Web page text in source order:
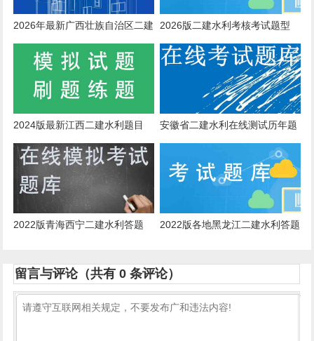
2026年最新广西壮族自治区二建
2026版二建水利考核考试题型
2024版最新江西二建水利题目
安徽省二建水利在线测试历年题
2022版青海西宁二建水利答题 2022版各地黑龙江二建水利答题
留言与评论（共有0 条评论）